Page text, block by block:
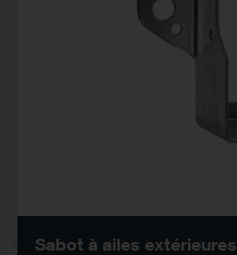
Sabot à ailes extérieures